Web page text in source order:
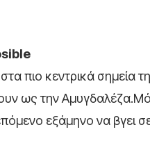
πιο κεντρικά
ως την
εξάμηνο να βγει